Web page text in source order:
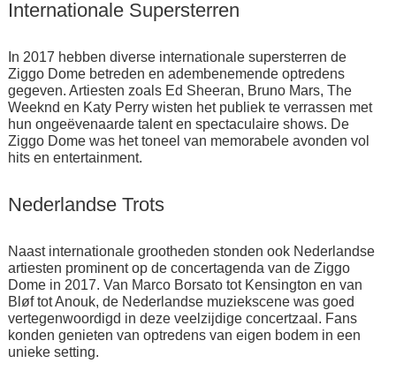
Internationale Supersterren
In 2017 hebben diverse internationale supersterren de
Ziggo Dome betreden en adembenemende optredens
gegeven. Artiesten zoals Ed Sheeran, Bruno Mars, The
Weeknd en Katy Perry wisten het publiek te verrassen met
hun ongeëvenaarde talent en spectaculaire shows. De
Ziggo Dome was het toneel van memorabele avonden vol
hits en entertainment.
Nederlandse Trots
Naast internationale grootheden stonden ook Nederlandse
artiesten prominent op de concertagenda van de Ziggo
Dome in 2017. Van Marco Borsato tot Kensington en van
Bløf tot Anouk, de Nederlandse muziekscene was goed
vertegenwoordigd in deze veelzijdige concertzaal. Fans
konden genieten van optredens van eigen bodem in een
unieke setting.